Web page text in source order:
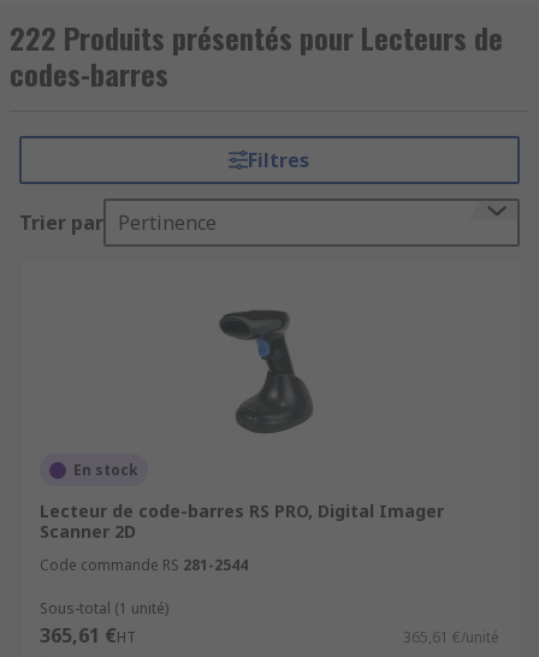
222 Produits présentés pour Lecteurs de
codes-barres
Filtres
Trier par Pertinence
En stock
Lecteur de code-barres RS PRO, Digital Imager
Scanner 2D
Code commande RS 281-2544
Sous-total (1 unité)
365,61 €HT 365,61 €/unité